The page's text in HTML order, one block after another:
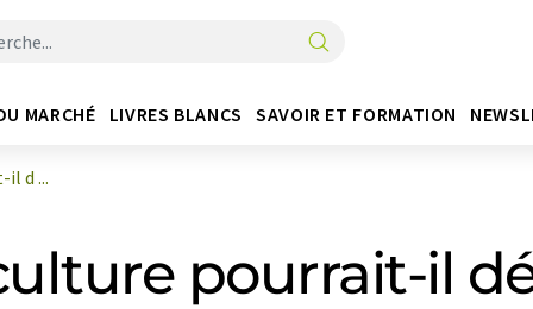
MARCHÉ LIVRES BLANCS SAVOIR ET FORMATION
d ...
pourrait-il